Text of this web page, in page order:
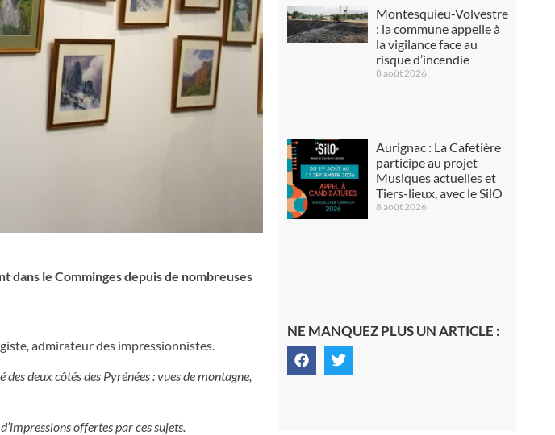
dans le Comminges depuis de nombreuses
admirateur des impressionnistes.
deux côtés des Pyrénées : vues de montagne,
offertes par ces sujets.
Montesquieu-Volvestre
: la commune appelle à
la vigilance face au
risque d’incendie
8 août 2026
Aurignac : La Cafetière
participe au projet
Musiques actuelles et
Tiers-lieux, avec le SilO
8 août 2026
NE MANQUEZ PLUS UN ARTICLE :